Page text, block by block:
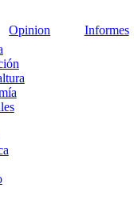
Opinion Informes